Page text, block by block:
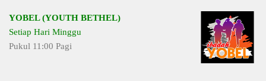
YOBEL (YOUTH BETHEL)
Setiap Hari Minggu
Pukul 11:00 Pagi